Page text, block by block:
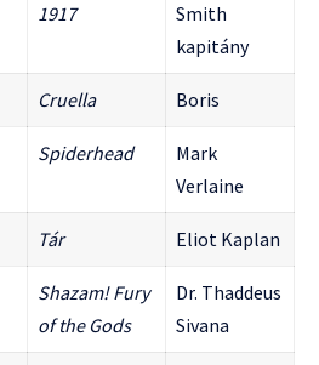
1917
Smith
kapitány
Cruella Boris
Spiderhead
Mark
Verlaine
Tár Eliot Kaplan
Shazam! Fury
of the Gods
Dr. Thaddeus
Sivana